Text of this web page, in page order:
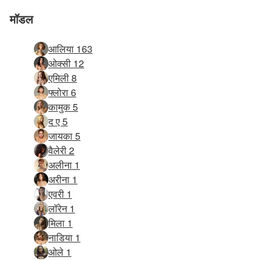
मॉडल
आलिया 163
ओक्सी 12
एमिली 8
फ्लोरा 6
कामुक 5
द ए 5
जायका 5
वैलेरी 2
अलीना 1
अरीना 1
एवरी 1
लॉरेन 1
मिला 1
नाडिया 1
ओले 1